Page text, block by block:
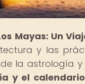
Mayas: Un
y las
la astrología
y el